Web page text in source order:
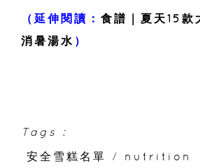
（延伸閱讀： 食譜｜夏天15款
消暑湯水 ）
Tags :
安全雪糕名單
/ nutrition